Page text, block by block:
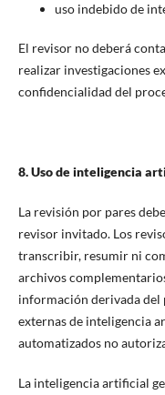
uso indebido de
El revisor no deberá
realizar investigaciones
confidencialidad del
8. Uso de inteligencia
La revisión por pares
revisor invitado. Los
transcribir, resumir ni
archivos
información derivada
externas de inteligencia
automatizados no
La inteligencia artificial